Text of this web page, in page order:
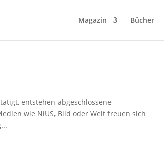
Magazin Bücher
entstehen abgeschlossene
wie NiUS, Bild oder Welt freuen sich